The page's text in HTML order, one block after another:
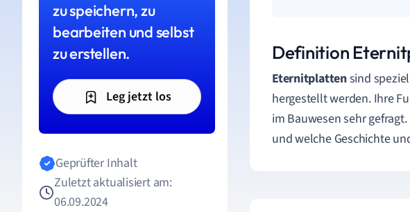
zu speichern, zu
bearbeiten und selbst
zu erstellen.
Leg jetzt los
Geprüfter Inhalt
Zuletzt aktualisiert am:
06.09.2024
Definition
Eternitplattensind
hergestellt werden. Ihre
im Bauwesen sehr
und welche Geschichte